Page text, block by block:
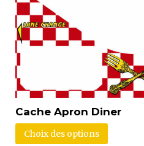
Cache Apron Diner
Choix des options